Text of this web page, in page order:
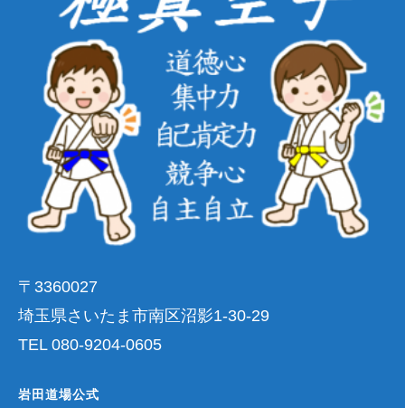
〒3360027
埼玉県さいたま市南区沼影1-30-29
TEL 080-9204-0605
岩田道場公式